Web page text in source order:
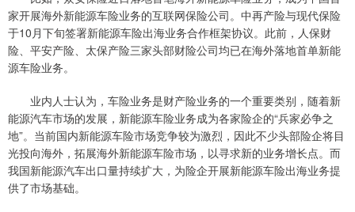
家开展海外新能源车险业务的互联网保险公司。中再产险与现代保险
于10月下旬签署新能源车险出海业务合作框架协议。此前，人保财
险、平安产险、太保产险三家头部财险公司均已在海外落地首单新能
源车险业务。
业内人士认为，车险业务是财产险业务的一个重要类别，随着新
能源汽车市场的发展，新能源车险业务成为各家险企的“兵家必争之
地”。当前国内新能源车险市场竞争较为激烈，因此不少头部险企将目
光投向海外，拓展海外新能源车险市场，以寻求新的业务增长点。而
我国新能源汽车出口量持续扩大，为险企开展新能源车险出海业务提
供了市场基础。